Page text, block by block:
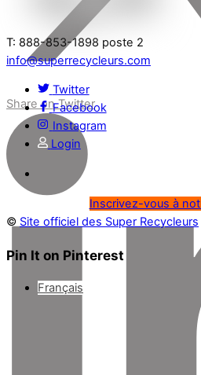
Share on Twitter
T: 888-853-1898 poste 2
info@superrecycleurs.com
Twitter
Facebook
Instagram
Login
Inscrivez-vous à
© Site officiel des Super Recycleurs
Pin It on Pinterest
Français